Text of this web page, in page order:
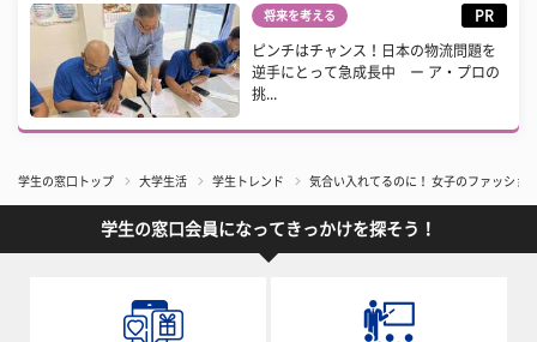
将来を考える PR
ピンチはチャンス！日本の物流問題を
逆手にとって急成長中 ー ア・プロの
挑...
学生の窓口トップ 大学生活 学生トレンド 気合い入れてるのに！ 女子のファッショ
学生の窓口会員になってきっかけを探そう！